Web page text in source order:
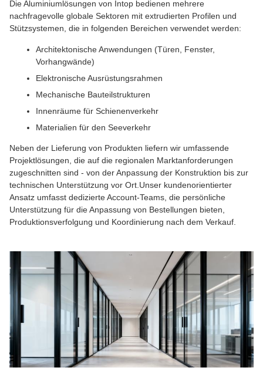
Die Aluminiumlösungen von Intop bedienen mehrere
nachfragevolle globale Sektoren mit extrudierten Profilen und
Stützsystemen, die in folgenden Bereichen verwendet werden:
Architektonische Anwendungen (Türen, Fenster,
Vorhangwände)
Elektronische Ausrüstungsrahmen
Mechanische Bauteilstrukturen
Innenräume für Schienenverkehr
Materialien für den Seeverkehr
Neben der Lieferung von Produkten liefern wir umfassende
Projektlösungen, die auf die regionalen Marktanforderungen
zugeschnitten sind - von der Anpassung der Konstruktion bis zur
technischen Unterstützung vor Ort.Unser kundenorientierter
Ansatz umfasst dedizierte Account-Teams, die persönliche
Unterstützung für die Anpassung von Bestellungen bieten,
Produktionsverfolgung und Koordinierung nach dem Verkauf.